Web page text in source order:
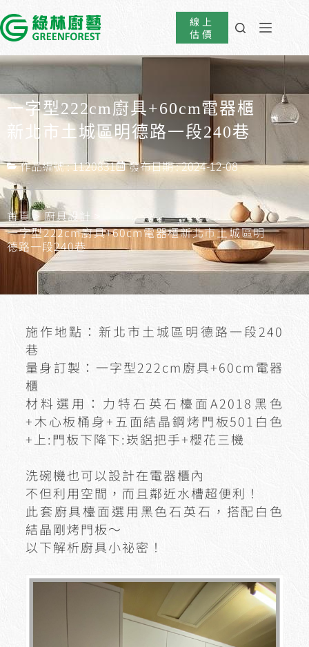
線上
估價
一字型222cm廚具+60cm電器櫃
新北市土城區明德路一段240巷
作品編號 : 1120831 發布日期 :2024-12-08
首頁>廚具設計
一字型222cm廚具+60cm電器櫃新北市土城區明
德路一段240巷
施作地點：新北市土城區明德路一段240
巷
量身訂製：一字型222cm廚具+60cm電器
櫃
材料選用：力特石英石檯面A2018黑色
+木心板桶身+五面結晶鋼烤門板501白色
+上:門板下降下:崁鋁把手+櫻花三機
洗碗機也可以設計在電器櫃內
不但利用空間，而且鄰近水槽超便利！
此套廚具檯面選用黑色石英石，搭配白色
結晶剛烤門板～
以下解析廚具小祕密！